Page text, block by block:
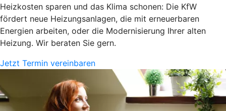
Heizkosten sparen und das Klima schonen: Die KfW
fördert neue Heizungsanlagen, die mit erneuerbaren
Energien arbeiten, oder die Modernisierung Ihrer alten
Heizung. Wir beraten Sie gern.
Jetzt Termin vereinbaren